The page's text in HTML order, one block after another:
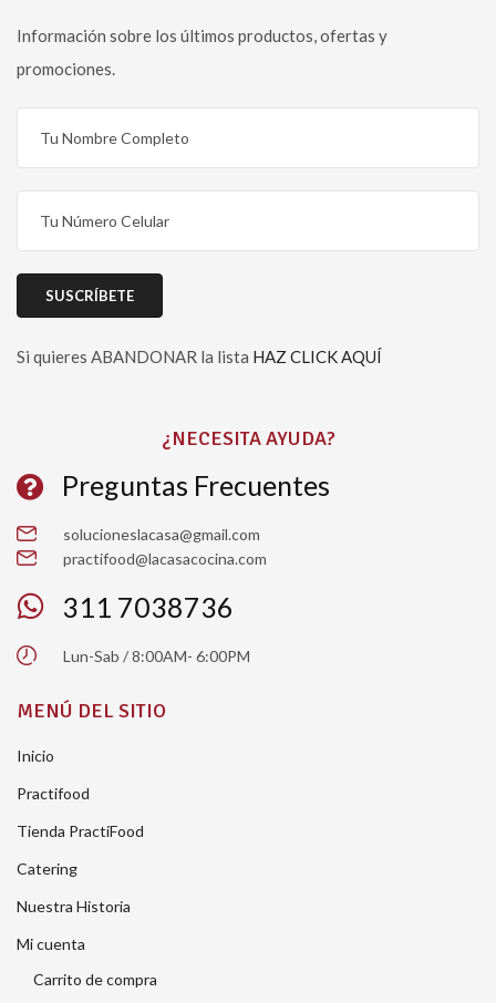
Información sobre los últimos productos, ofertas y
promociones.
Si quieres ABANDONAR la lista HAZ CLICK AQUÍ
¿NECESITA AYUDA?
Preguntas Frecuentes
solucioneslacasa@gmail.com
practifood@lacasacocina.com
311 7038736
Lun-Sab / 8:00AM- 6:00PM
MENÚ DEL SITIO
Inicio
Practifood
Tienda PractiFood
Catering
Nuestra Historia
Mi cuenta
Carrito de compra